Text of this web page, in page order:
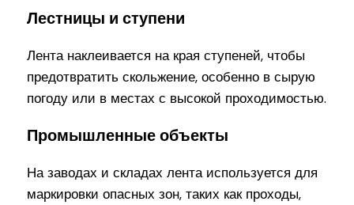
Лестницы и ступени
Лента наклеивается на края ступеней, чтобы
предотвратить скольжение, особенно в сырую
погоду или в местах с высокой проходимостью.
Промышленные объекты
На заводах и складах лента используется для
маркировки опасных зон, таких как проходы,